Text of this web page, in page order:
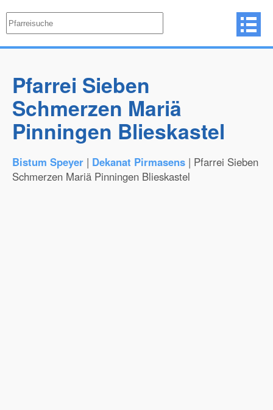
Pfarrei Sieben
Schmerzen Mariä
Pinningen Blieskastel
Bistum Speyer | Dekanat Pirmasens | Pfarrei Sieben
Schmerzen Mariä Pinningen Blieskastel